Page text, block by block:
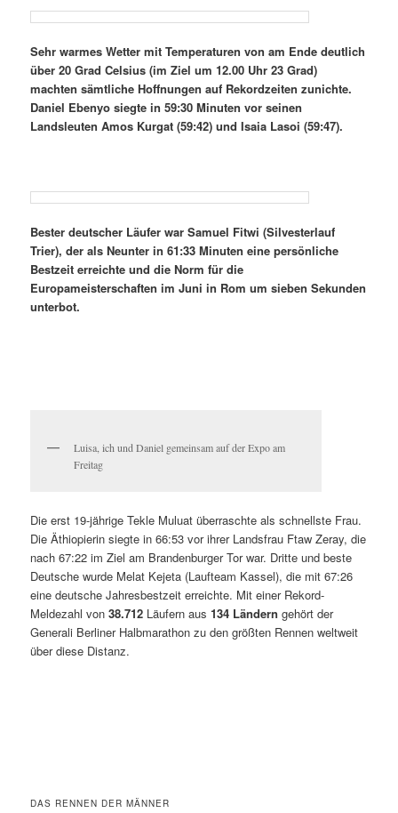
Sehr warmes Wetter mit Temperaturen von am Ende deutlich
über 20 Grad Celsius (im Ziel um 12.00 Uhr 23 Grad)
machten sämtliche Hoffnungen auf Rekordzeiten zunichte.
Daniel Ebenyo siegte in 59:30 Minuten vor seinen
Landsleuten Amos Kurgat (59:42) und Isaia Lasoi (59:47).
Bester deutscher Läufer war Samuel Fitwi (Silvesterlauf
Trier), der als Neunter in 61:33 Minuten eine persönliche
Bestzeit erreichte und die Norm für die
Europameisterschaften im Juni in Rom um sieben Sekunden
unterbot.
Luisa, ich und Daniel gemeinsam auf der Expo am
Freitag
Die erst 19-jährige Tekle Muluat überraschte als schnellste Frau.
Die Äthiopierin siegte in 66:53 vor ihrer Landsfrau Ftaw Zeray, die
nach 67:22 im Ziel am Brandenburger Tor war. Dritte und beste
Deutsche wurde Melat Kejeta (Laufteam Kassel), die mit 67:26
eine deutsche Jahresbestzeit erreichte. Mit einer Rekord-
Meldezahl von38.712 Läufern aus134 Ländern gehört der
Generali Berliner Halbmarathon zu den größten Rennen weltweit
über diese Distanz.
DAS RENNEN DER MÄNNER